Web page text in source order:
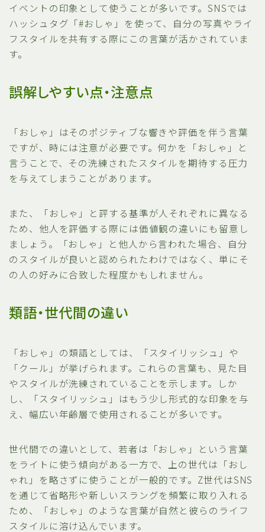
イベントの印象として使うことが多いです。SNSでは
ハッシュタグ「#おしゃ」を使って、自分の写真やライ
フスタイルを共有する際にこの言葉が活かされていま
す。
誤解しやすい点・注意点
「おしゃ」はそのポジティブな響きや評価を伴う言葉
ですが、時には注意が必要です。何かを「おしゃ」と
言うことで、その洗練されたスタイルを期待する圧力
を与えてしまうことがあります。
また、「おしゃ」と評する基準が人それぞれに異なる
ため、他人を評価する際には価値観の違いにも留意し
ましょう。「おしゃ」と他人から言われた場合、自分
のスタイルが良いと認められたわけではなく、単にそ
の人の好みに合致した程度かもしれません。
類語・世代間の違い
「おしゃ」の類語としては、「スタイリッシュ」や
「クール」が挙げられます。これらの言葉も、見た目
やスタイルが洗練されていることを示します。しか
し、「スタイリッシュ」はもう少し形式的な印象を与
え、幅広い年齢層で使用されることが多いです。
世代間での違いとして、若者は「おしゃ」という言葉
をライトに使う傾向がある一方で、上の世代は「おし
ゃれ」を略さずに使うことが一般的です。Z世代はSNS
を通じて省略形や新しいスラングを頻繁に取り入れる
ため、「おしゃ」のような言葉が自然と彼らのライフ
スタイルに溶け込んでいます。